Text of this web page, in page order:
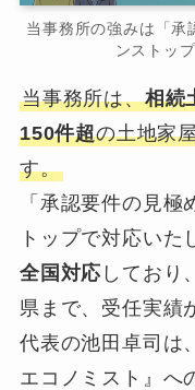
当事務所の強みは「承
ンストッ
当事務所は、相続
150件超の土地家
す。
「承認要件の見
トップで対応いた
全国対応 しており
県まで、受任実績
代表の池田卓司は
エコノミスト』へ